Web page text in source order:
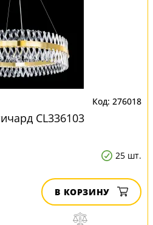
276018
CL336103
25 шт.
В КОРЗИНУ